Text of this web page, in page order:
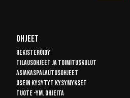
Ohjeet
Rekisteröidy
Tilausohjeet ja toimituskulut
Asiakaspalautusohjeet
Usein kysytyt kysymykset
Tuote -ym. ohjeita